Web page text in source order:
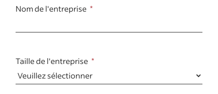
Nom de l'entreprise
Taille de l'entreprise